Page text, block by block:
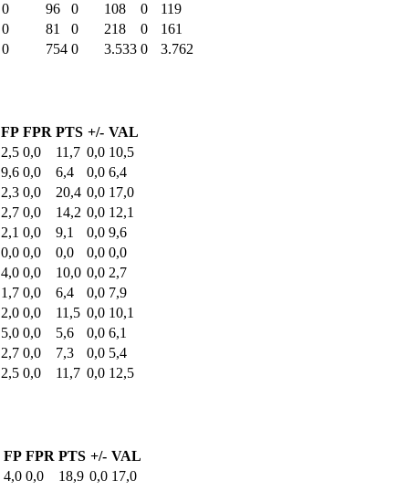
0 96 0 108 0
119
0 81 0 218 0
161
0 754 0 3.533 0 3.762
FP FPR PTS +/- VAL
2,5 0,0 11,7 0,0 10,5
9,6 0,0 6,4 0,0 6,4
2,3 0,0 20,4 0,0 17,0
2,7 0,0 14,2 0,0 12,1
2,1 0,0 9,1 0,0 9,6
0,0 0,0 0,0 0,0 0,0
4,0 0,0 10,0 0,0 2,7
1,7 0,0 6,4 0,0 7,9
2,0 0,0 11,5 0,0 10,1
5,0 0,0 5,6 0,0 6,1
2,7 0,0 7,3 0,0 5,4
2,5 0,0 11,7 0,0 12,5
FP FPR PTS +/- VAL
4,0 0,0 18,9 0,0 17,0